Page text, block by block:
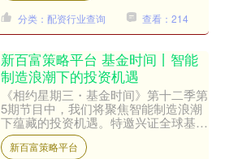
分类：配资行业查询 查看：214
新百富策略平台 基金时间丨智能
制造浪潮下的投资机遇
《相约星期三・基金时间》第十二季第
5期节目中，我们将聚焦智能制造浪潮
下蕴藏的投资机遇。特邀兴证全球基金
经理杨世进解读智能制造产业链中当下
最具投资价值的环节，分享....
新百富策略平台